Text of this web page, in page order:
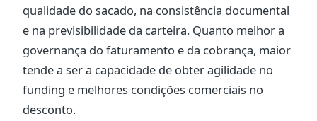
qualidade do sacado, na consistência documental
e na previsibilidade da carteira. Quanto melhor a
governança do faturamento e da cobrança, maior
tende a ser a capacidade de obter agilidade no
funding e melhores condições comerciais no
desconto.